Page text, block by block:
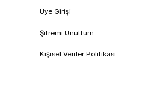
bir Türk
bir başka Türk
sunar.
kapasitesi, malzeme